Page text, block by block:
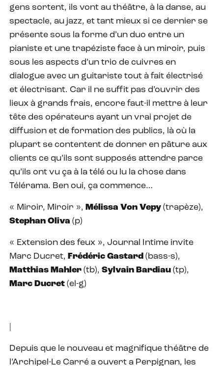
gens sortent, ils vont au théâtre, à la danse, au
spectacle, au jazz, et tant mieux si ce dernier se
présente sous la forme d’un duo entre un
pianiste et une trapéziste face à un miroir, puis
sous les aspects d’un trio de cuivres en
dialogue avec un guitariste tout à fait électrisé
et électrisant. Car il ne suffit pas d’ouvrir des
lieux à grands frais, encore faut-il mettre à leur
tête des opérateurs ayant un vrai projet de
diffusion et de formation des publics, là où la
plupart se contentent de donner en pâture aux
clients ce qu’ils sont supposés attendre parce
qu’ils ont vu ça à la télé ou lu la chose dans
Télérama. Ben oui, ça commence…
« Miroir, Miroir », Mélissa Von Vepy (trapèze),
Stephan Oliva (p)
« Extension des feux », Journal Intime invite
Marc Ducret, Frédéric Gastard (bass-s),
Matthias Mahler (tb), Sylvain Bardiau (tp),
Marc Ducret (el-g)
Depuis que le nouveau et magnifique théâtre de
l’Archipel-Le Carré a ouvert a Perpignan, les